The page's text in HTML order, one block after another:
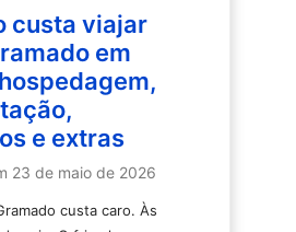
custa viajar
em
e extras
23 de maio de 2026
custa caro. Às